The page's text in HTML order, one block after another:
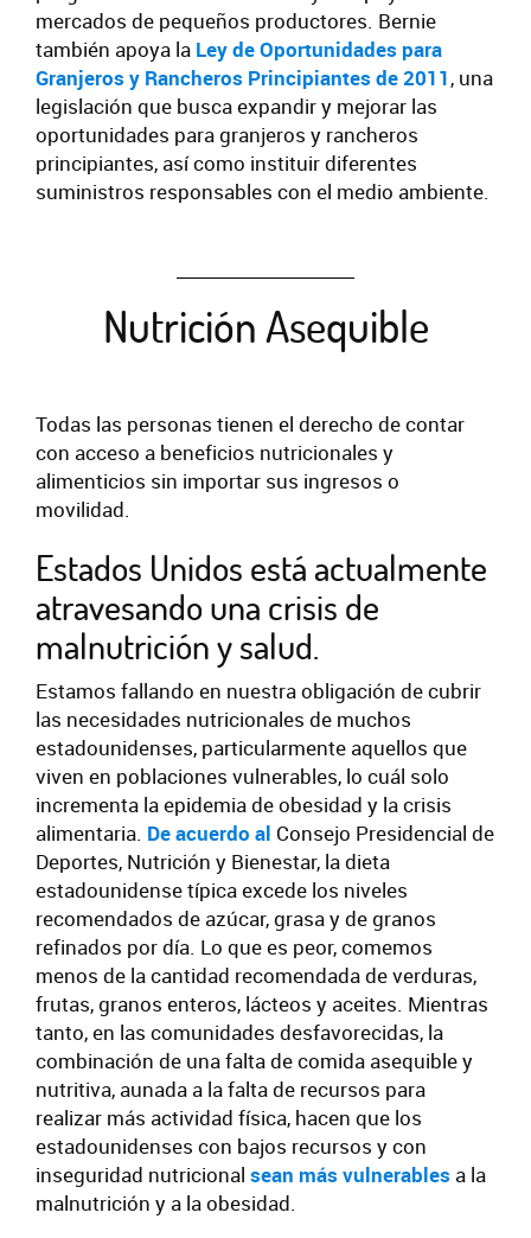
mercados de pequeños productores. Bernie
también apoya la Ley de Oportunidades para
Granjeros y Rancheros Principiantes de 2011, una
legislación que busca expandir y mejorar las
oportunidades para granjeros y rancheros
principiantes, así como instituir diferentes
suministros responsables con el medio ambiente.
Nutrición Asequible
Todas las personas tienen el derecho de contar
con acceso a beneficios nutricionales y
alimenticios sin importar sus ingresos o
movilidad.
Estados Unidos está actualmente
atravesando una crisis de
malnutrición y salud.
Estamos fallando en nuestra obligación de cubrir
las necesidades nutricionales de muchos
estadounidenses, particularmente aquellos que
viven en poblaciones vulnerables, lo cuál solo
incrementa la epidemia de obesidad y la crisis
alimentaria. De acuerdo al Consejo Presidencial de
Deportes, Nutrición y Bienestar, la dieta
estadounidense típica excede los niveles
recomendados de azúcar, grasa y de granos
refinados por día. Lo que es peor, comemos
menos de la cantidad recomendada de verduras,
frutas, granos enteros, lácteos y aceites. Mientras
tanto, en las comunidades desfavorecidas, la
combinación de una falta de comida asequible y
nutritiva, aunada a la falta de recursos para
realizar más actividad física, hacen que los
estadounidenses con bajos recursos y con
inseguridad nutricional sean más vulnerables a la
malnutrición y a la obesidad.